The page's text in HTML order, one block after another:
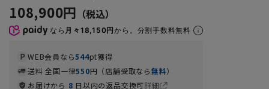
108,900円
なら 月々18,150円から。分割手数料無料
WEB会員なら544pt獲得
送料 全国一律550円（店舗受取なら無料）
お届けから 8 日以内の返品交換可詳細